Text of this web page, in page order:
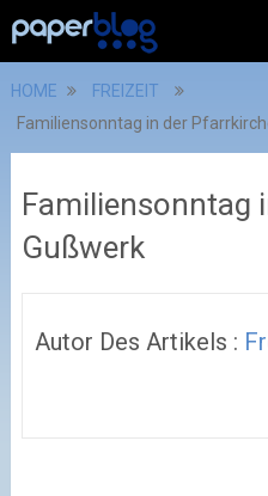
HOME
FREIZEIT
Familiensonntag in der
Familiensonntag
Gußwerk
Autor Des Artikels :